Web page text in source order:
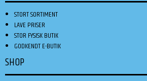
STORT SORTIMENT
LAVE PRISER
STOR FYSISK BUTIK
GODKENDT E-BUTIK
SHOP